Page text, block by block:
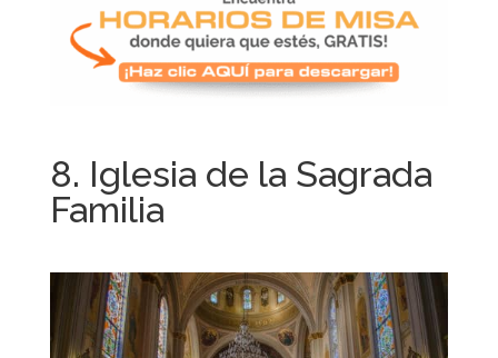
8. Iglesia de la Sagrada
Familia